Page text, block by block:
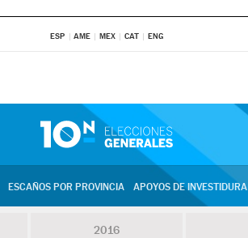
ESP AME MEX CAT ENG
ESCAÑOS POR PROVINCIA APOYOS DE INVESTIDURA
2016